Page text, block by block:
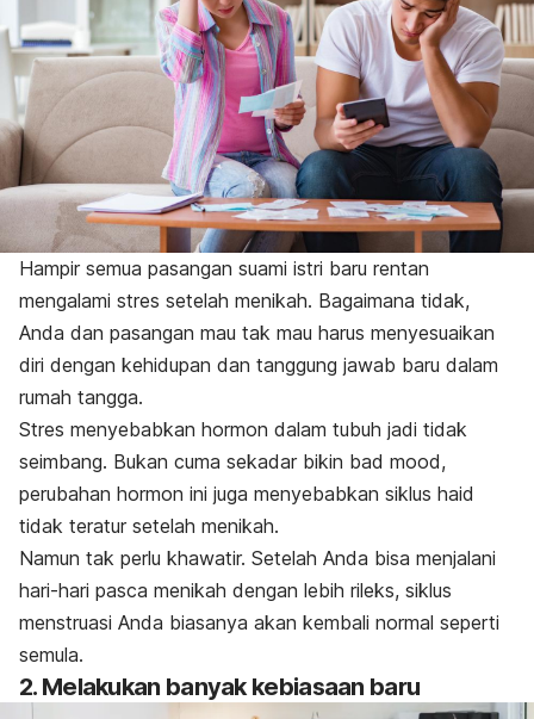
Hampir semua pasangan suami istri baru rentan
mengalami stres setelah menikah. Bagaimana tidak,
Anda dan pasangan mau tak mau harus menyesuaikan
diri dengan kehidupan dan tanggung jawab baru dalam
rumah tangga.
Stres menyebabkan hormon dalam tubuh jadi tidak
seimbang. Bukan cuma sekadar bikin bad mood,
perubahan hormon ini juga menyebabkan siklus haid
tidak teratur setelah menikah.
Namun tak perlu khawatir. Setelah Anda bisa menjalani
hari-hari pasca menikah dengan lebih rileks, siklus
menstruasi Anda biasanya akan kembali normal seperti
semula.
2. Melakukan banyak kebiasaan baru